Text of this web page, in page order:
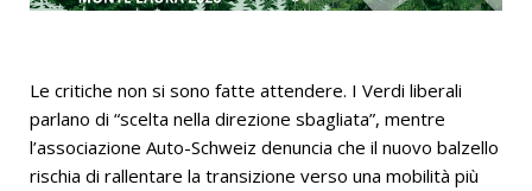
Le critiche non si sono fatte attendere. I Verdi liberali
parlano di “scelta nella direzione sbagliata”, mentre
l’associazione Auto-Schweiz denuncia che il nuovo balzello
rischia di rallentare la transizione verso una mobilità più